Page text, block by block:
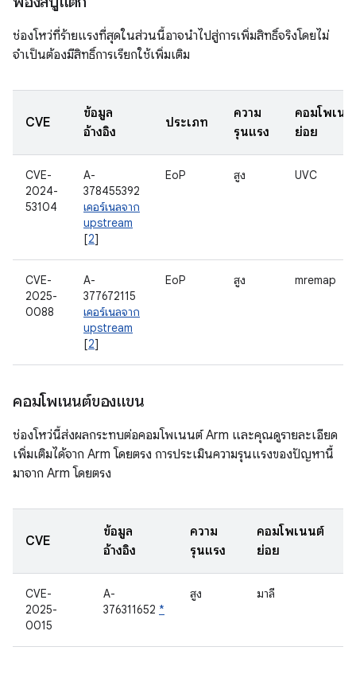
ช่องโหว่ที่ร้ายแรงที่สุดในส่วนนี้อาจนำไปสู่การเพิ่มสิทธิ์จริงโดยไม่
จำเป็นต้องมีสิทธิ์การเรียกใช้เพิ่มเติม
CVE
ข้อมูล
อ้างอิง
ประเภท
ความ
รุนแรง
คอมโพเน
ย่อย
CVE-
2024-
53104
A-
378455392
เคอร์เนลจาก
upstream
[2]
EoP สูง UVC
CVE-
2025-
0088
A-
377672115
เคอร์เนลจาก
upstream
[2]
EoP สูง mremap
คอมโพเนนต์ของแขน
ช่องโหว่นี้ส่งผลกระทบต่อคอมโพเนนต์ Arm และคุณดูรายละเอียด
เพิ่มเติมได้จาก Arm โดยตรง การประเมินความรุนแรงของปัญหานี้
มาจาก Arm โดยตรง
CVE
ข้อมูล
อ้างอิง
ความ
รุนแรง
คอมโพเนนต์
ย่อย
CVE-
2025-
0015
A-
376311652 *
สูง มาลี